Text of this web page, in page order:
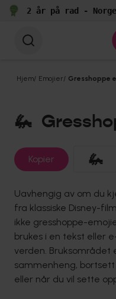
2 år på rad -
Hjem/ Emojier/ Gresshoppe
🦗
Kopier 🦗
Uavhengig av om du
fra klassiske Disney-
ikke gresshoppe-
brukes i en tekst eller
verden. Bruksområdet
sammenheng,
eller når du vil sette